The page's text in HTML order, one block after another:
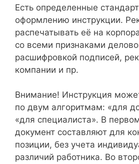
Есть определенные
оформлению инструкции.
распечатывать её на
со всеми признаками
расшифровкой подписей,
компании и пр.
Внимание! Инструкция
по двум алгоритмам: «для
«для специалиста». В
документ составляют для
позиции, без учета
различий работника. Во